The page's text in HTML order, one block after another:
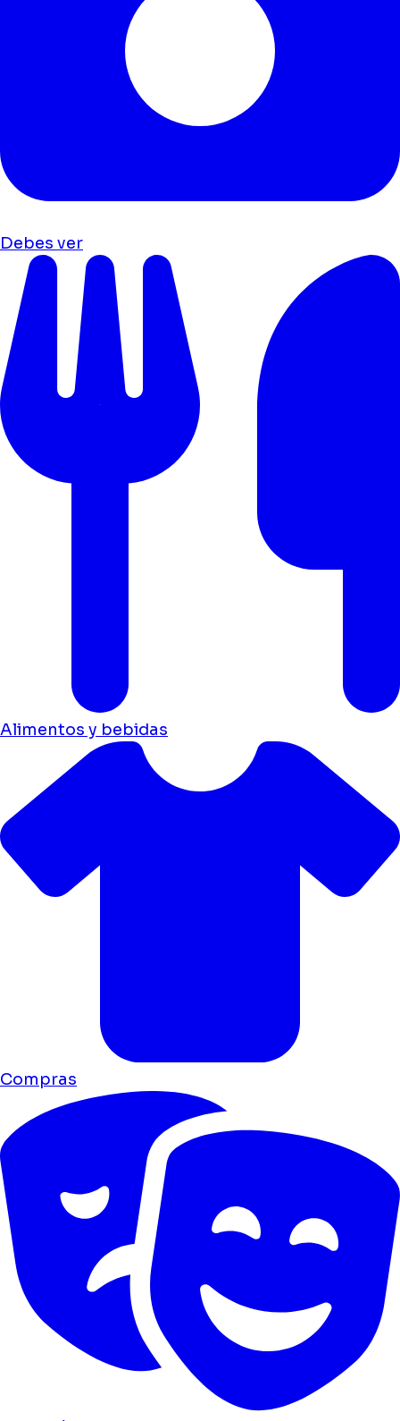
Debes ver
Alimentos y bebidas
Compras